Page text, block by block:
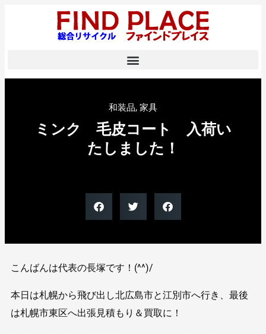
和装品, 家具
ミンク 毛皮コート 入荷い
たしました！
こんばんは代表の長塚です！(^^)/
本日は札幌から飛び出し北広島市と江別市へ行き、最後
は札幌市東区へ出張見積もり＆買取に！